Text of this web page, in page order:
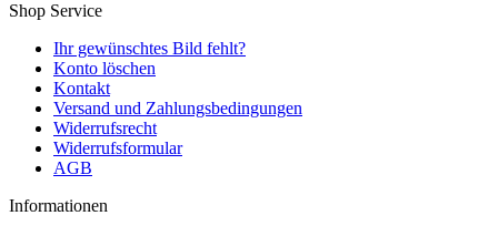
Shop Service
Ihr gewünschtes Bild fehlt?
Konto löschen
Kontakt
Versand und Zahlungsbedingungen
Widerrufsrecht
Widerrufsformular
AGB
Informationen